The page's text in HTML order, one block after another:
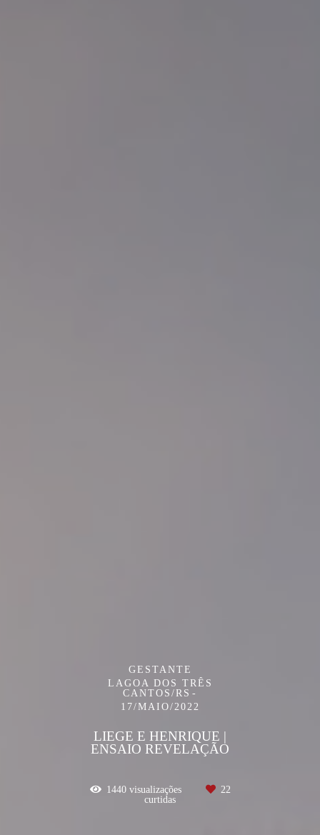
GESTANTE
LAGOA DOS TRÊS
CANTOS/RS
17/MAIO/2022
LIEGE E HENRIQUE |
ENSAIO REVELAÇÃO
1440visualizações
22
curtidas